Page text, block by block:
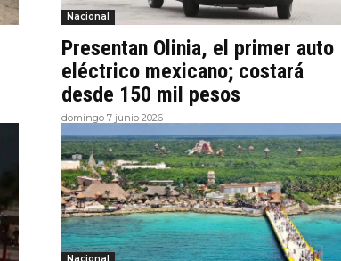
Nacional
Presentan Olinia, el primer auto
eléctrico mexicano; costará
desde 150 mil pesos
domingo 7 junio 2026